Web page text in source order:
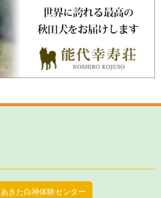
あきた白神体験センター